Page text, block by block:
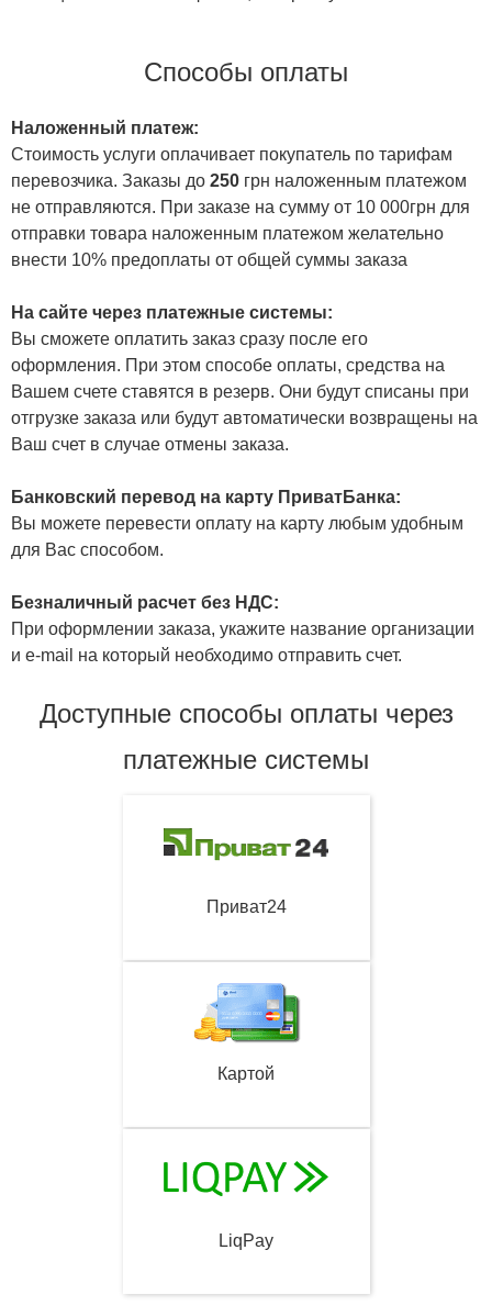
Способы оплаты
Наложенный платеж:
Стоимость услуги оплачивает покупатель по тарифам
перевозчика. Заказы до 250 грн наложенным платежом
не отправляются. При заказе на сумму от 10 000грн для
отправки товара наложенным платежом желательно
внести 10% предоплаты от общей суммы заказа
На сайте через платежные системы:
Вы сможете оплатить заказ сразу после его
оформления. При этом способе оплаты, средства на
Вашем счете ставятся в резерв. Они будут списаны при
отгрузке заказа или будут автоматически возвращены на
Ваш счет в случае отмены заказа.
Банковский перевод на карту ПриватБанка:
Вы можете перевести оплату на карту любым удобным
для Вас способом.
Безналичный расчет без НДС:
При оформлении заказа, укажите название организации
и e-mail на который необходимо отправить счет.
Доступные способы оплаты через
платежные системы
Приват24
Картой
LiqPay